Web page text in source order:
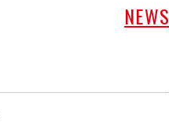
NEWS